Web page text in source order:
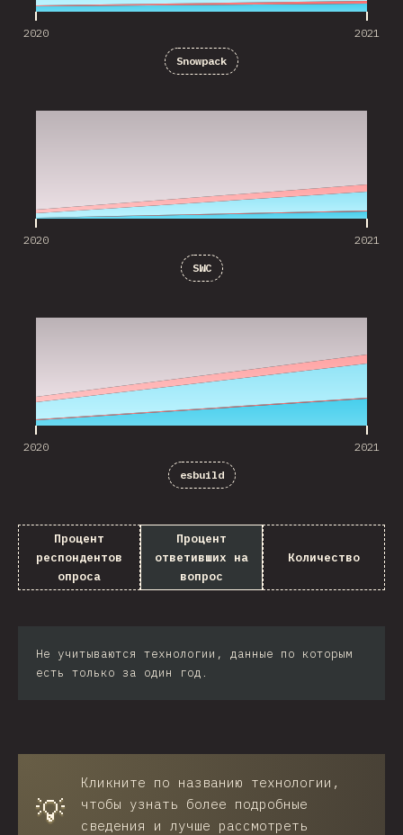
2020 2021
Snowpack
2020 2021
SWC
2020 2021
esbuild
Процент
респондентов
опроса
Процент
ответивших на
вопрос
Количество
Не учитываются технологии, данные по которым
есть только за один год.
💡
Кликните по названию технологии,
чтобы узнать более подробные
сведения и лучше рассмотреть